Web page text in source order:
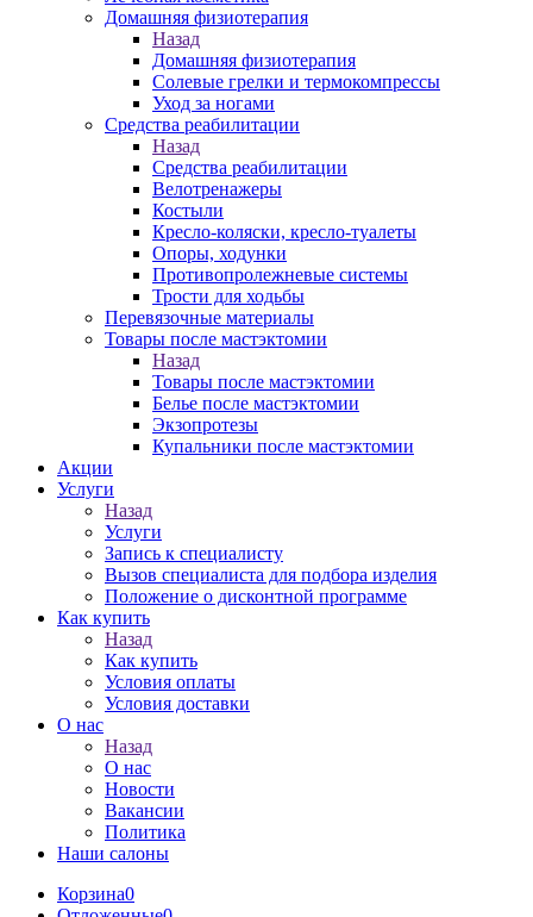
Домашняя физиотерапия
Назад
Домашняя физиотерапия
Солевые грелки и термокомпрессы
Уход за ногами
Средства реабилитации
Назад
Средства реабилитации
Велотренажеры
Костыли
Кресло-коляски, кресло-туалеты
Опоры, ходунки
Противопролежневые системы
Трости для ходьбы
Перевязочные материалы
Товары после мастэктомии
Назад
Товары после мастэктомии
Белье после мастэктомии
Экзопротезы
Купальники после мастэктомии
Акции
Услуги
Назад
Услуги
Запись к специалисту
Вызов специалиста для подбора изделия
Положение о дисконтной программе
Как купить
Назад
Как купить
Условия оплаты
Условия доставки
О нас
Назад
О нас
Новости
Вакансии
Политика
Наши салоны
Корзина0